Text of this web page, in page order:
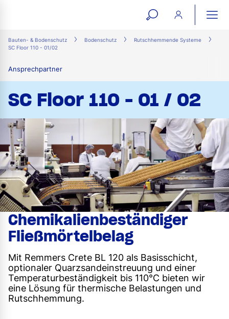
open
search
Bauten- & Bodenschutz Bodenschutz
Rutschhemmende Systeme
SC Floor 110 - 01/02
Ansprechpartner
SC Floor 110 - 01 / 02
Chemikalienbeständiger
Fließmörtelbelag
Mit Remmers Crete BL 120 als Basisschicht,
optionaler Quarzsandeinstreuung und einer
Temperaturbeständigkeit bis 110°C bieten wir
eine Lösung für thermische Belastungen und
Rutschhemmung.